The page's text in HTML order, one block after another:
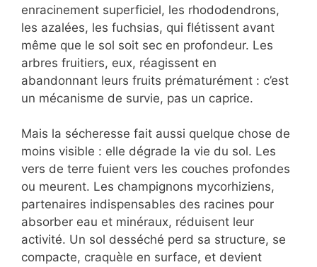
enracinement superficiel, les rhododendrons,
les azalées, les fuchsias, qui flétissent avant
même que le sol soit sec en profondeur. Les
arbres fruitiers, eux, réagissent en
abandonnant leurs fruits prématurément : c’est
un mécanisme de survie, pas un caprice.
Mais la sécheresse fait aussi quelque chose de
moins visible : elle dégrade la vie du sol. Les
vers de terre fuient vers les couches profondes
ou meurent. Les champignons mycorhiziens,
partenaires indispensables des racines pour
absorber eau et minéraux, réduisent leur
activité. Un sol desséché perd sa structure, se
compacte, craquèle en surface, et devient